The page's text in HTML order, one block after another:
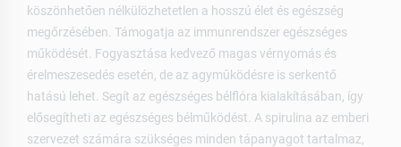
köszönhetően nélkülözhetetlen a hosszú élet és egészség
megőrzésében. Támogatja az immunrendszer egészséges
működését. Fogyasztása kedvező magas vérnyomás és
érelmeszesedés esetén, de az agymûködésre is serkentő
hatású lehet. Segít az egészséges bélflóra kialakításában, így
elősegítheti az egészséges bélműködést. A spirulina az emberi
szervezet számára szükséges minden tápanyagot tartalmaz,